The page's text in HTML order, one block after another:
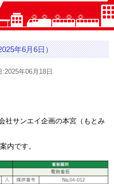
年6月6日）
年06月18日
社サンエイ企画の本宮（もとみ
内です。